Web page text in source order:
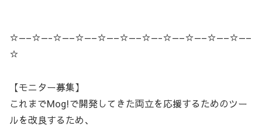
☆—–☆—-☆—–☆—–☆—–☆—–☆—-☆—–☆—–☆—–☆—–
☆
【モニター募集】
これまでMog!で開発してきた両立を応援するためのツー
ルを改良するため、